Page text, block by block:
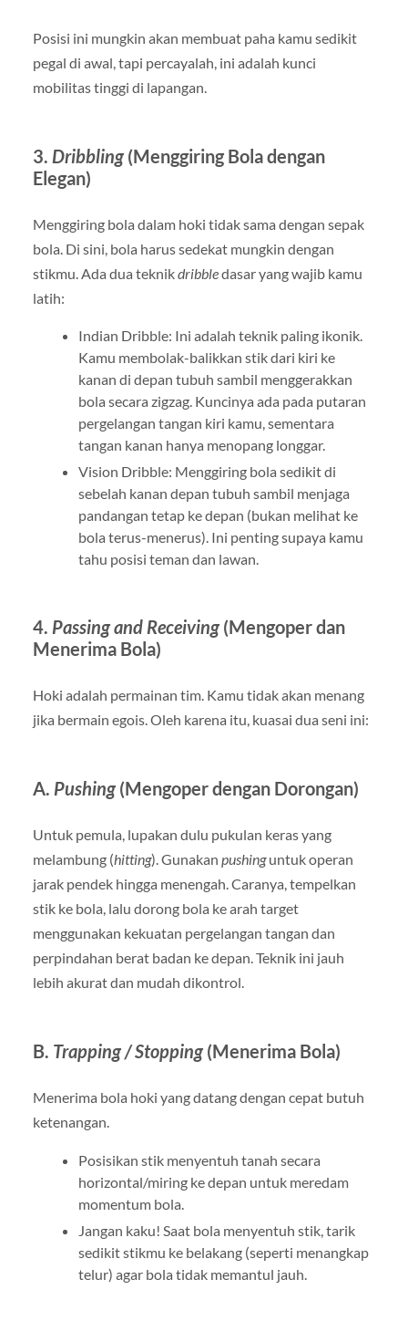
Posisi ini mungkin akan membuat paha kamu sedikit
pegal di awal, tapi percayalah, ini adalah kunci
mobilitas tinggi di lapangan.
3. Dribbling(Menggiring Bola dengan
Elegan)
Menggiring bola dalam hoki tidak sama dengan sepak
bola. Di sini, bola harus sedekat mungkin dengan
stikmu. Ada dua teknikdribbledasar yang wajib kamu
latih:
Indian Dribble: Ini adalah teknik paling ikonik.
Kamu membolak-balikkan stik dari kiri ke
kanan di depan tubuh sambil menggerakkan
bola secara zigzag. Kuncinya ada pada putaran
pergelangan tangan kiri kamu, sementara
tangan kanan hanya menopang longgar.
Vision Dribble: Menggiring bola sedikit di
sebelah kanan depan tubuh sambil menjaga
pandangan tetap ke depan (bukan melihat ke
bola terus-menerus). Ini penting supaya kamu
tahu posisi teman dan lawan.
4. Passing and Receiving(Mengoper dan
Menerima Bola)
Hoki adalah permainan tim. Kamu tidak akan menang
jika bermain egois. Oleh karena itu, kuasai dua seni ini:
A. Pushing(Mengoper dengan Dorongan)
Untuk pemula, lupakan dulu pukulan keras yang
melambung (hitting). Gunakan pushinguntuk operan
jarak pendek hingga menengah. Caranya, tempelkan
stik ke bola, lalu dorong bola ke arah target
menggunakan kekuatan pergelangan tangan dan
perpindahan berat badan ke depan. Teknik ini jauh
lebih akurat dan mudah dikontrol.
B. Trapping / Stopping(Menerima Bola)
Menerima bola hoki yang datang dengan cepat butuh
ketenangan.
Posisikan stik menyentuh tanah secara
horizontal/miring ke depan untuk meredam
momentum bola.
Jangan kaku! Saat bola menyentuh stik, tarik
sedikit stikmu ke belakang (seperti menangkap
telur) agar bola tidak memantul jauh.